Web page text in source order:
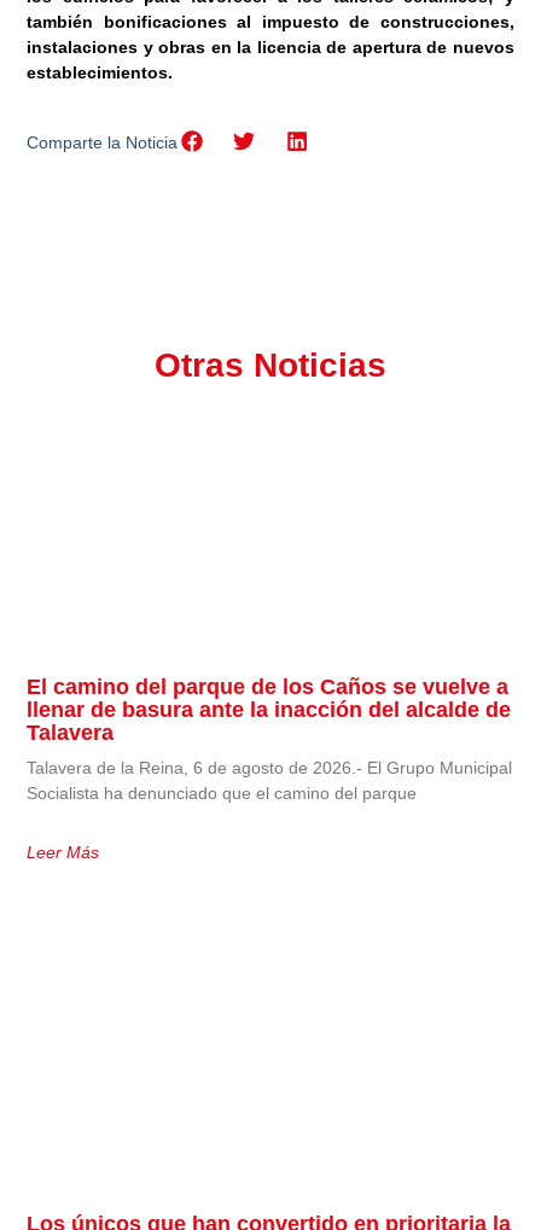
también bonificaciones al impuesto de construcciones,
instalaciones y obras en la licencia de apertura de nuevos
establecimientos.
Comparte la Noticia
Otras Noticias
El camino del parque de los Caños se vuelve a
llenar de basura ante la inacción del alcalde de
Talavera
Talavera de la Reina, 6 de agosto de 2026.- El Grupo Municipal
Socialista ha denunciado que el camino del parque
Leer Más
Los únicos que han convertido en prioritaria la